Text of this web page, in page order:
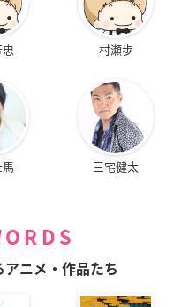
村瀬歩
三宅健太
ニメ・作品たち